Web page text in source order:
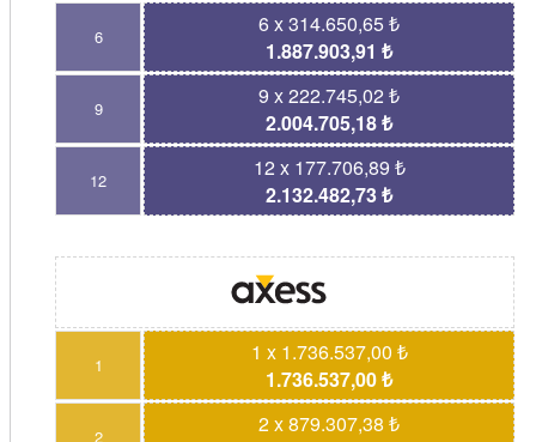
6
6 x 314.650,65 ₺
1.887.903,91 ₺
9
9 x 222.745,02 ₺
2.004.705,18 ₺
12
12 x 177.706,89 ₺
2.132.482,73 ₺
1
1 x 1.736.537,00 ₺
1.736.537,00 ₺
2
2 x 879.307,38 ₺